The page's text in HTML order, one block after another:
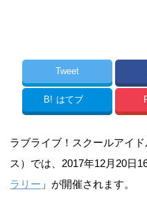
Tweet
B! はてブ
ラブライブ！スクールアイ
ス）では、2017年12月20日
ラリー 」が開催されます。